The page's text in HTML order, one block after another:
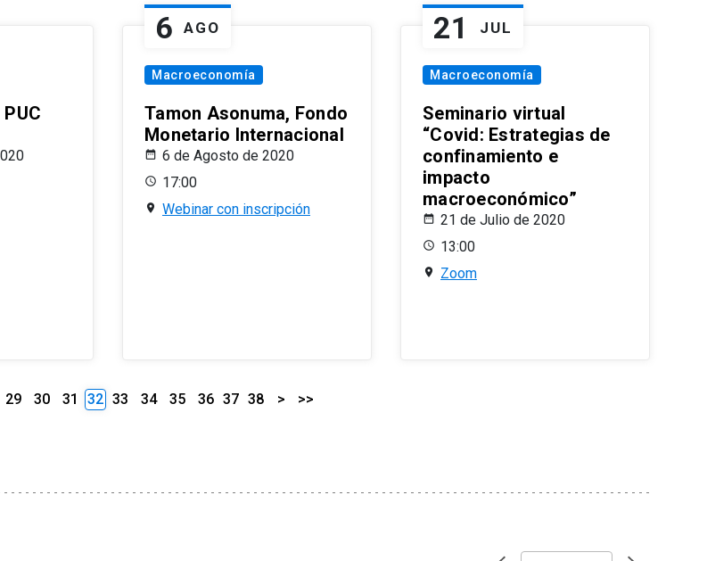
6 AGO
Macroeconomía
Tamon Asonuma, Fondo
Monetario Internacional
6 de Agosto de 2020
17:00
Webinar con inscripción
21 JUL
Macroeconomía
Seminario virtual
“Covid: Estrategias de
confinamiento e
impacto
macroeconómico”
21 de Julio de 2020
13:00
Zoom
29 30 31 32 33 34 35 36 37 38 > >>